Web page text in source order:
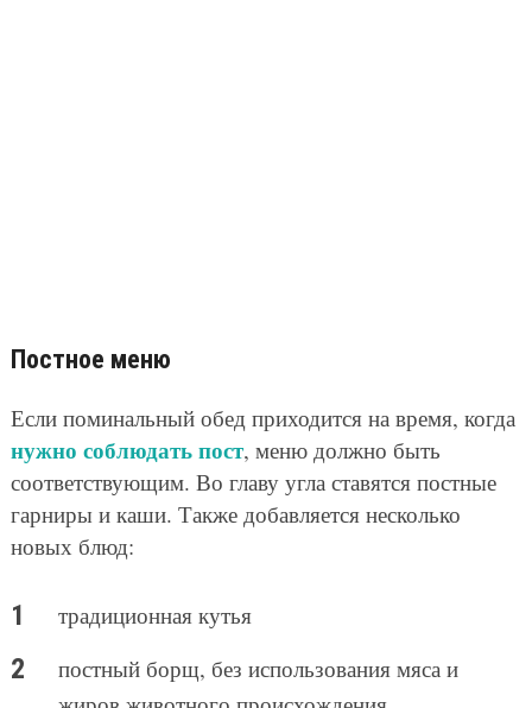
Постное меню
Если поминальный обед приходится на время, когда
нужно соблюдать пост, меню должно быть
соответствующим. Во главу угла ставятся постные
гарниры и каши. Также добавляется несколько
новых блюд:
традиционная кутья
постный борщ, без использования мяса и